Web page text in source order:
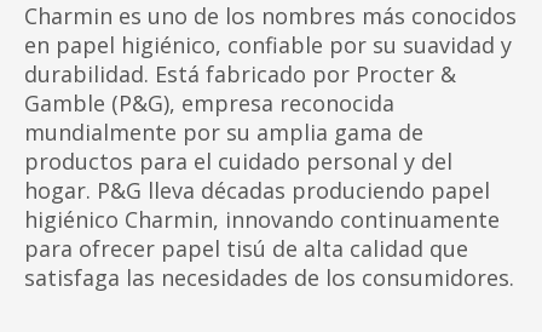
Charmin es uno de los nombres más conocidos
en papel higiénico, confiable por su suavidad y
durabilidad. Está fabricado por Procter &
Gamble (P&G), empresa reconocida
mundialmente por su amplia gama de
productos para el cuidado personal y del
hogar. P&G lleva décadas produciendo papel
higiénico Charmin, innovando continuamente
para ofrecer papel tisú de alta calidad que
satisfaga las necesidades de los consumidores.